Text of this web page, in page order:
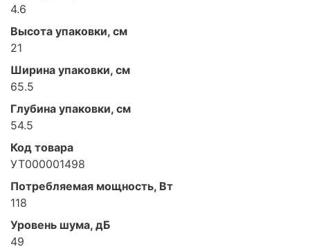
4.6
Высота упаковки, см
21
Ширина упаковки, см
65.5
Глубина упаковки, см
54.5
Код товара
УТ000001498
Потребляемая мощность, Вт
118
Уровень шума, дБ
49